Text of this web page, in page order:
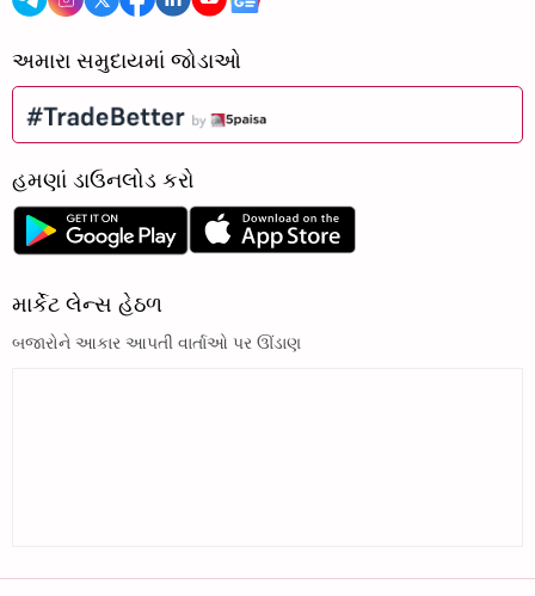
અમારા સમુદાયમાં જોડાઓ
હમણાં ડાઉનલોડ કરો
માર્કેટ લેન્સ હેઠળ
બજારોને આકાર આપતી વાર્તાઓ પર ઊંડાણ